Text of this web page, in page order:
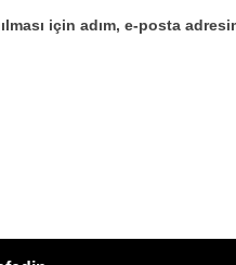
için adım, e-posta